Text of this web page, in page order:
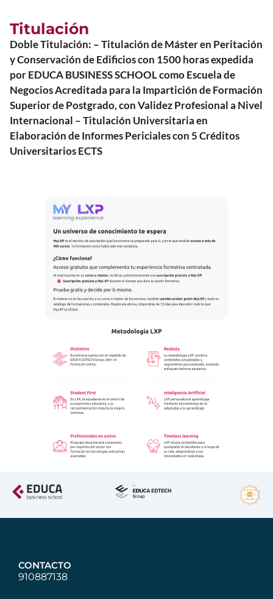
Titulación
Doble Titulación: – Titulación de Máster en Peritación
y Conservación de Edificios con 1500 horas expedida
por EDUCA BUSINESS SCHOOL como Escuela de
Negocios Acreditada para la Impartición de Formación
Superior de Postgrado, con Validez Profesional a Nivel
Internacional – Titulación Universitaria en
Elaboración de Informes Periciales con 5 Créditos
Universitarios ECTS
CONTACTO
910887138